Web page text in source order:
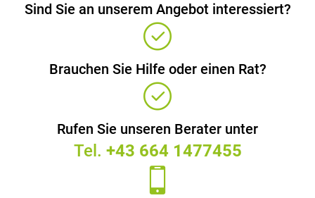
Sind Sie an unserem Angebot interessiert?
Brauchen Sie Hilfe oder einen Rat?
Rufen Sie unseren Berater unter
Tel. +43 664 1477455